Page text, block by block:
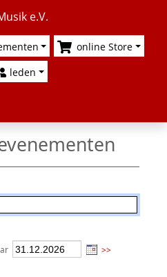
e.V.
online Store
leden
>>